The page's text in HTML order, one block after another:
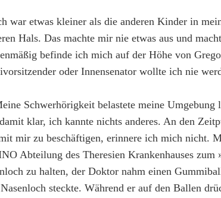
war etwas kleiner als die anderen Kinder in
Hals. Das machte mir nie etwas aus und
befinde ich mich auf der Höhe von
oder Innensenator wollte ich nie
Schwerhörigkeit belastete meine
klar, ich kannte nichts anderes. An den
mir zu beschäftigen, erinnere ich mich nicht.
Abteilung des Theresien Krankenhauses
zu halten, der Doktor nahm einen
steckte. Während er auf den Ballen